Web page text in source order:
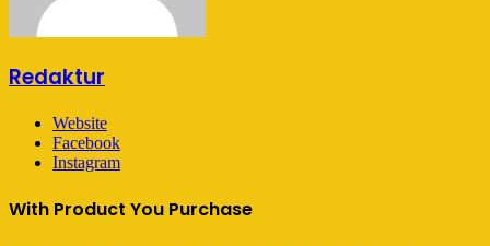
Redaktur
Website
Facebook
Instagram
With Product You Purchase